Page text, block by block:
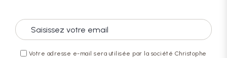
Votre adresse e-mail sera utilisée par la société Christophe